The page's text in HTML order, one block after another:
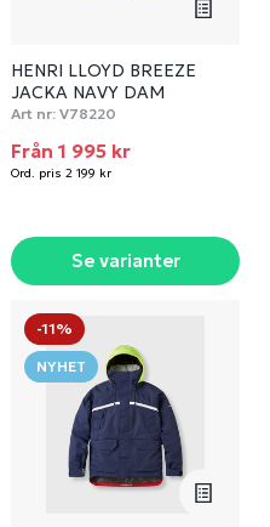
HENRI LLOYD BREEZE
JACKA NAVY DAM
Art nr: V78220
Från 1 995 kr
Ord. pris 2 199 kr
Se varianter
-11%
NYHET